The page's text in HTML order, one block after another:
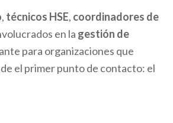
, técnicos HSE, coordinadores de
en la gestión de
para organizaciones que
el primer punto de contacto: el